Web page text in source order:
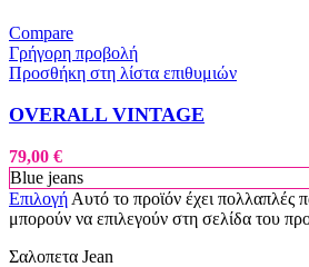
Compare
Γρήγορη προβολή
Προσθήκη στη λίστα επιθυμιών
OVERALL VINTAGE
79,00 €
Blue jeans
Επιλογή Αυτό το προϊόν έχει πολλαπλές
μπορούν να επιλεγούν στη σελίδα του
Σαλοπετα Jean